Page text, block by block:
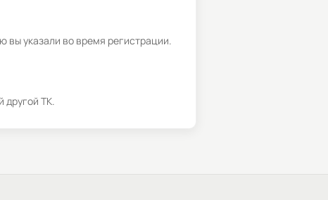
вы указали во время регистрации.
другой ТК.